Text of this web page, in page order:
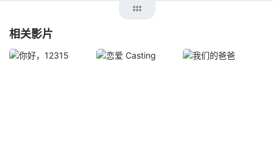
相关影片